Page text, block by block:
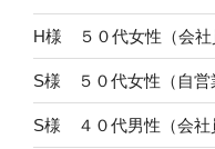
H様 ５０代女性（会社
S様 ５０代女性（自営
S様 ４０代男性（会社